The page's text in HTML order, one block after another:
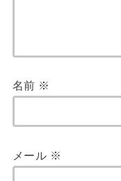
名前 ※
メール ※